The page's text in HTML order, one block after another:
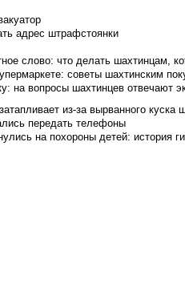
адрес штрафстоянки
слово: что делать шахтинцам,
советы шахтинским
на вопросы шахтинцев отвечают
из-за вырванного
передать телефоны
на похороны детей: история